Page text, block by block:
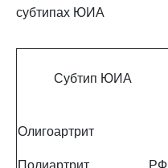
субтипах ЮИА
Субтип ЮИА
Олигоартрит
Полиартрит РФ